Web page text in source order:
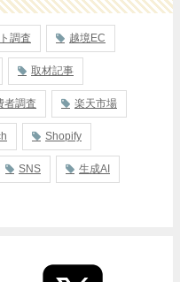
調査 越境EC
取材記事
者調査 楽天市場
Shopify
SNS 生成AI